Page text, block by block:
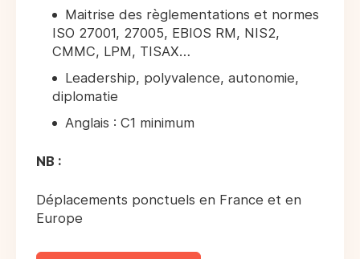
Maitrise des règlementations et normes
ISO 27001, 27005, EBIOS RM, NIS2,
CMMC, LPM, TISAX…
Leadership, polyvalence, autonomie,
diplomatie
Anglais : C1 minimum
NB :
Déplacements ponctuels en France et en
Europe